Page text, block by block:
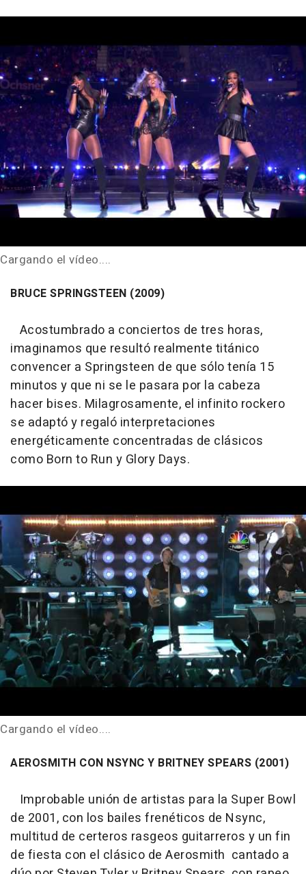
Cargando el vídeo....
BRUCE SPRINGSTEEN (2009)
Acostumbrado a conciertos de tres horas,
imaginamos que resultó realmente titánico
convencer a Springsteen de que sólo tenía 15
minutos y que ni se le pasara por la cabeza
hacer bises. Milagrosamente, el infinito rockero
se adaptó y regaló interpretaciones
energéticamente concentradas de clásicos
como Born to Run y Glory Days.
Cargando el vídeo....
AEROSMITH CON NSYNC Y BRITNEY SPEARS (2001)
Improbable unión de artistas para la Super Bowl
de 2001, con los bailes frenéticos de Nsync,
multitud de certeros rasgeos guitarreros y un fin
de fiesta con el clásico de Aerosmith cantado a